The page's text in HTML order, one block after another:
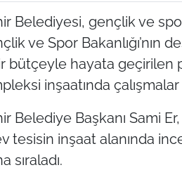
Belediyesi, gençlik ve spor
ve Spor Bakanlığı’nın
bütçeyle hayata geçirilen
inşaatında çalışmalar
Belediye Başkanı Sami
tesisin inşaat alanında
sıraladı.